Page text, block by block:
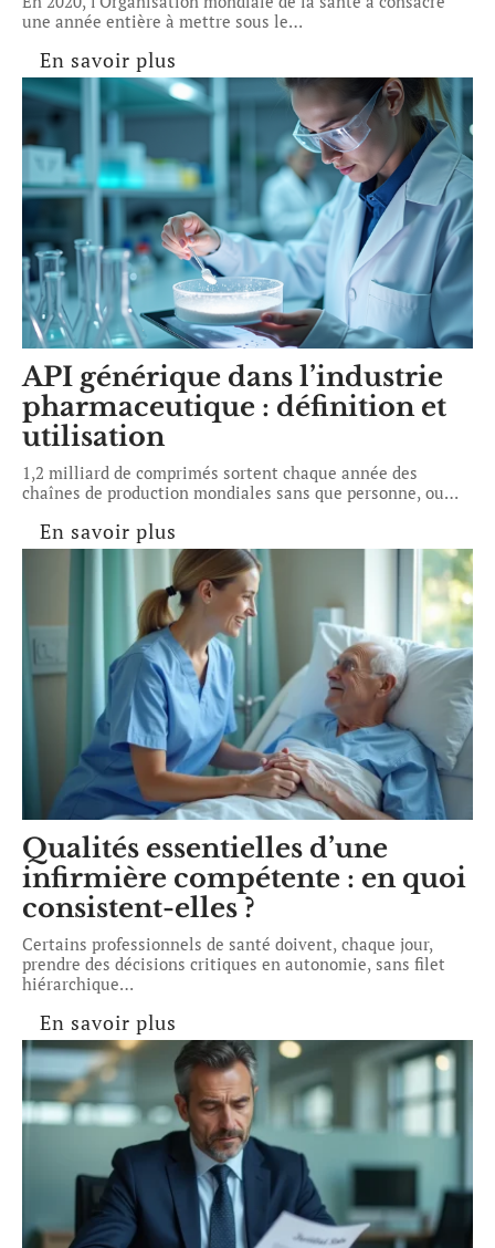
une année entière à mettre sous le…
En savoir plus
API générique dans l’industrie
pharmaceutique : définition et
utilisation
1,2 milliard de comprimés sortent chaque année des
chaînes de production mondiales sans que personne, ou…
En savoir plus
Qualités essentielles d’une
infirmière compétente : en quoi
consistent-elles ?
Certains professionnels de santé doivent, chaque jour,
prendre des décisions critiques en autonomie, sans filet
hiérarchique…
En savoir plus